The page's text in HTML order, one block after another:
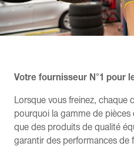
Votre fournisseur N°1 pour
Lorsque vous freinez,
pourquoi la gamme de pièces
que des produits de qualité
garantir des performances de